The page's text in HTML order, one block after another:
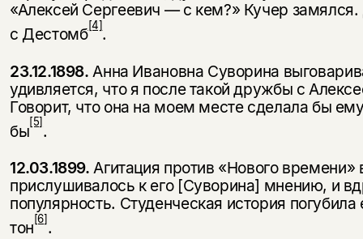
«Алексей Сергеевич — с кем?» Кучер
с Дестомб[4].
23.12.1898.Анна Ивановна Суворина
удивляется, что я после такой дружбы с
Говорит, что она на моем месте сделала бы
бы[5].
12.03.1899.Агитация против «Нового
прислушивалось к его [Суворина] мнению, и
популярность. Студенческая история
тон[6].